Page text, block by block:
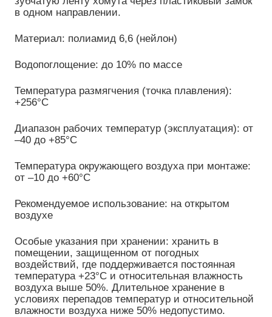
в одном направлении.
Материал: полиамид 6,6 (нейлон)
Водопоглощение: до 10% по массе
Температура размягчения (точка плавления):
+256°C
Диапазон рабочих температур (эксплуатация): от
–40 до +85°C
Температура окружающего воздуха при монтаже:
от –10 до +60°C
Рекомендуемое использование: на открытом
воздухе
Особые указания при хранении: хранить в
помещении, защищенном от погодных
воздействий, где поддерживается постоянная
температура +23°C и относительная влажность
воздуха выше 50%. Длительное хранение в
условиях перепадов температур и относительной
влажности воздуха ниже 50% недопустимо.